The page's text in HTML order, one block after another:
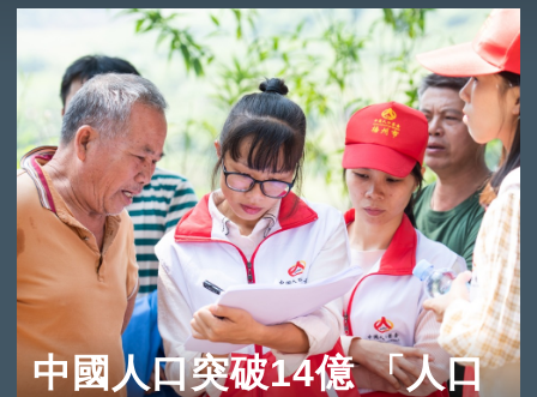
中國人口突破14億 「人口